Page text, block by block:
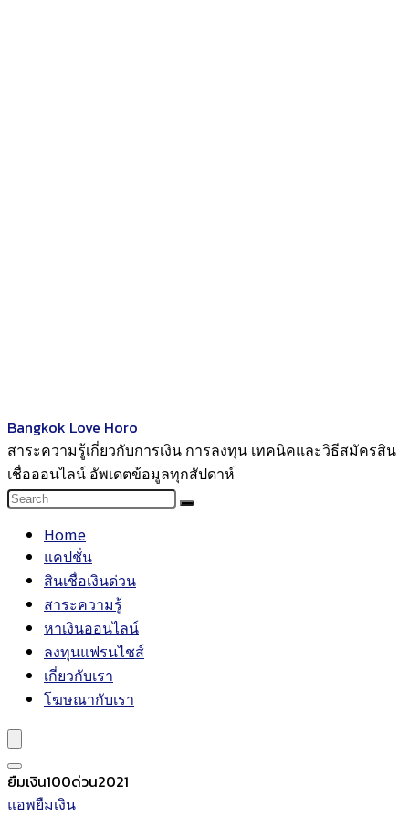
Bangkok Love Horo
สาระความรู้เกี่ยวกับการเงิน การลงทุน เทคนิคและวิธีสมัครสิน
เชื่อออนไลน์ อัพเดตข้อมูลทุกสัปดาห์
Home
แคปชั่น
สินเชื่อเงินด่วน
สาระความรู้
หาเงินออนไลน์
ลงทุนแฟรนไชส์
เกี่ยวกับเรา
โฆษณากับเรา
ยืมเงิน100ด่วน2021
แอพยืมเงิน